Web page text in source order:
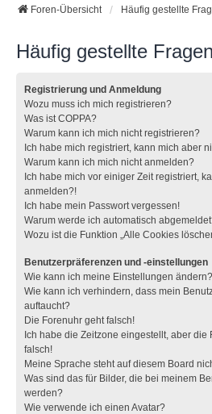
Foren-Übersicht Häufig gestellte
Häufig gestellte Fragen
Registrierung und Anmeldung
Wozu muss ich mich registrieren?
Was ist COPPA?
Warum kann ich mich nicht registrieren?
Ich habe mich registriert, kann mich aber
Warum kann ich mich nicht anmelden?
Ich habe mich vor einiger Zeit registriert,
anmelden?!
Ich habe mein Passwort vergessen!
Warum werde ich automatisch
Wozu ist die Funktion „Alle Cookies
Benutzerpräferenzen und -einstellungen
Wie kann ich meine Einstellungen ändern?
Wie kann ich verhindern, dass mein
auftaucht?
Die Forenuhr geht falsch!
Ich habe die Zeitzone eingestellt, aber die
falsch!
Meine Sprache steht auf diesem Board
Was sind das für Bilder, die bei meinem
werden?
Wie verwende ich einen Avatar?